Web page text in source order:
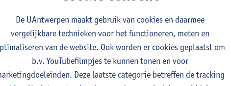
1E SEM
garde en experimentele cinema
2E SEM
De UAntwerpen maakt gebruik van cookies en daarmee
vergelijkbare technieken voor het functioneren, meten en
van de website. Ook worden er cookies geplaatst om
b.v. YouTubefilmpjes te kunnen tonen en voor
Deze laatste categorie betreffen de tracking